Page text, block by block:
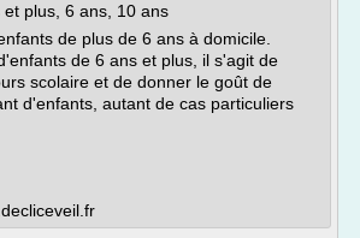
plus, 6 ans, 10 ans
de plus de 6 ans à domicile.
de 6 ans et plus, il s'agit de
scolaire et de donner le goût de
d'enfants, autant de cas particuliers